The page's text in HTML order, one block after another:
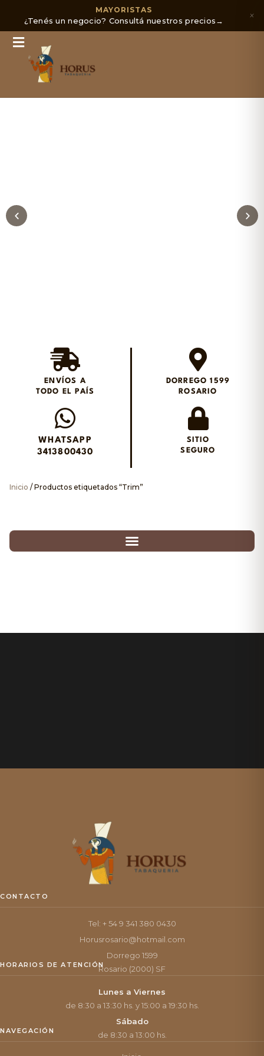
MAYORISTAS
¿Tenés un negocio? Consultá nuestros precios→ ×
Envios en el día en
Rosario
Envianos un WhatsApp
ENVÍOS A
TODO EL PAÍS
DORREGO 1599
ROSARIO
WHATSAPP
3413800430
SITIO
SEGURO
Inicio / Productos etiquetados “Trim”
CONTACTO
Tel: + 54 9 341 380 0430
Horusrosario@hotmail.com
Dorrego 1599
Rosario (2000) SF
HORARIOS DE ATENCIÓN
Lunes a Viernes
de 8:30 a 13:30 hs. y 15:00 a 19:30 hs.
Sábado
de 8:30 a 13:00 hs.
NAVEGACIÓN